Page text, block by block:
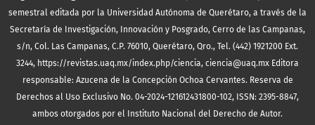
semestral editada por la Universidad Autónoma de Querétaro, a través de la
Secretaría de Investigación, Innovación y Posgrado, Cerro de las Campanas,
s/n, Col. Las Campanas, C.P. 76010, Querétaro, Qro., Tel. (442) 1921200 Ext.
3244, https://revistas.uaq.mx/index.php/ciencia, ciencia@uaq.mx Editora
responsable: Azucena de la Concepción Ochoa Cervantes. Reserva de
Derechos al Uso Exclusivo No. 04-2024-121612431800-102, ISSN: 2395-8847,
ambos otorgados por el Instituto Nacional del Derecho de Autor.